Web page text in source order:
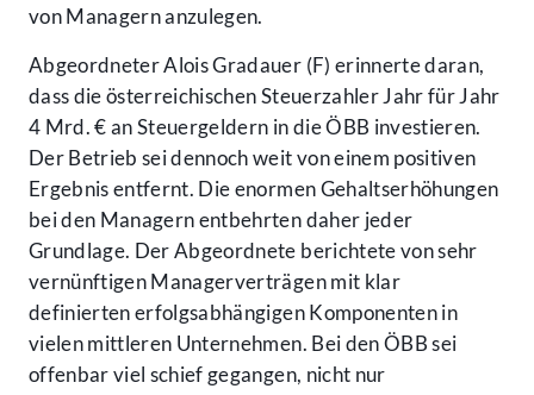
von Managern anzulegen.
Abgeordneter Alois Gradauer (F) erinnerte daran,
dass die österreichischen Steuerzahler Jahr für Jahr
4 Mrd. € an Steuergeldern in die ÖBB investieren.
Der Betrieb sei dennoch weit von einem positiven
Ergebnis entfernt. Die enormen Gehaltserhöhungen
bei den Managern entbehrten daher jeder
Grundlage. Der Abgeordnete berichtete von sehr
vernünftigen Managerverträgen mit klar
definierten erfolgsabhängigen Komponenten in
vielen mittleren Unternehmen. Bei den ÖBB sei
offenbar viel schief gegangen, nicht nur